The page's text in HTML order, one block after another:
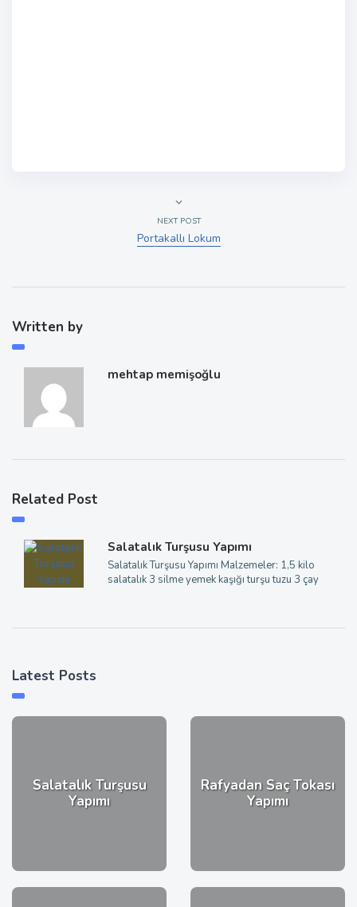
NEXT POST
Portakallı Lokum
Written by
mehtap memişoğlu
Related Post
Salatalık Turşusu Yapımı
Salatalık Turşusu Yapımı Malzemeler: 1,5 kilo
salatalık 3 silme yemek kaşığı turşu tuzu 3 çay
Latest Posts
Salatalık Turşusu
Yapımı
Rafyadan Saç Tokası
Yapımı